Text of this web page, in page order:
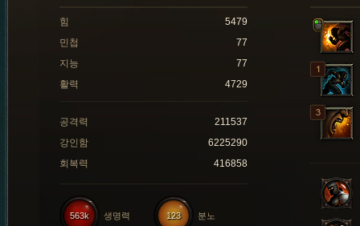
힘
5479
민첩
77
지능
77
활력
4729
공격력
211537
강인함
6225290
회복력
416858
123 분노
563k 생명력